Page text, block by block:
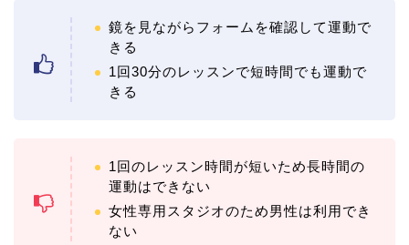
鏡を見ながらフォームを確認して運動で
きる
1回30分のレッスンで短時間でも運動で
きる
1回のレッスン時間が短いため長時間の
運動はできない
女性専用スタジオのため男性は利用でき
ない